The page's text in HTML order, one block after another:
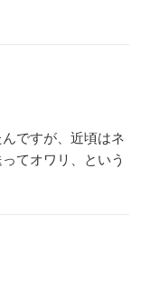
ですが、近頃はネ
てオワリ、という